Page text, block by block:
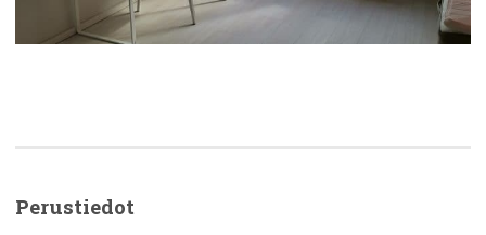
Perustiedot